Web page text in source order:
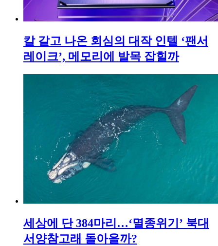
칼 갈고 나온 회심의 대작 인텔 ‘팬서
레이크’, 메모리에 발목 잡힐까
세상에 단 384마리…‘멸종위기’ 북대
서양참고래 돌아올까?